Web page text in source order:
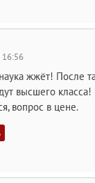
16:56
жжёт! После
высшего класса!
вопрос в цене.